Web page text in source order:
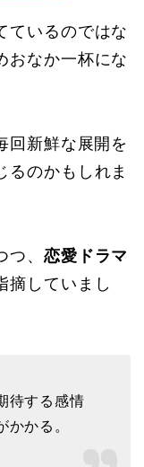
ているのではな
おなか一杯にな
回新鮮な展開を
るのかもしれま
、 恋愛ドラマ
摘していまし
待する感情
かかる。